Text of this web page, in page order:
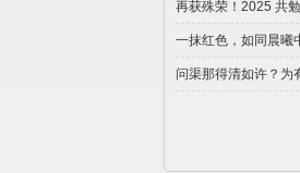
再获殊荣！2025 共勉
一抹红色，如同晨曦
问渠那得清如许？为